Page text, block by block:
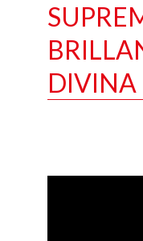
DIVINA